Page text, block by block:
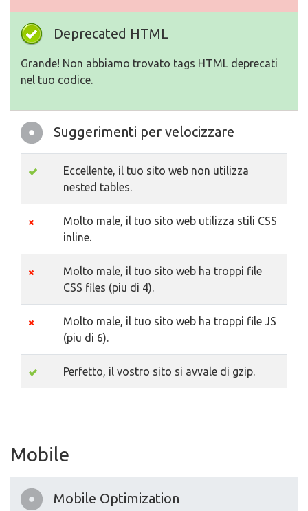
Deprecated HTML
Grande! Non abbiamo trovato tags HTML deprecati
nel tuo codice.
Suggerimenti per velocizzare
Eccellente, il tuo sito web non utilizza
nested tables.
Molto male, il tuo sito web utilizza stili CSS
inline.
Molto male, il tuo sito web ha troppi file
CSS files (piu di 4).
Molto male, il tuo sito web ha troppi file JS
(piu di 6).
Perfetto, il vostro sito si avvale di gzip.
Mobile
Mobile Optimization